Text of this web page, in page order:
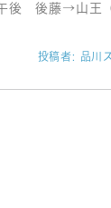
後 後藤→山王
投稿者: 品川